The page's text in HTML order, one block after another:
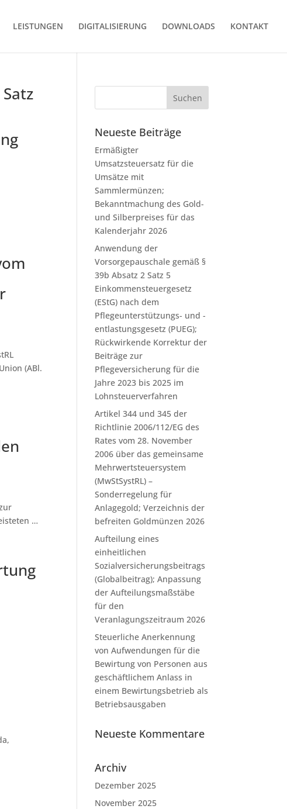
LEISTUNGEN DIGITALISIERUNG DOWNLOADS KONTAKT
(ABl.
…
Neueste Beiträge
Ermäßigter
Umsatzsteuersatz für die
Umsätze mit
Sammlermünzen;
Bekanntmachung des Gold-
und Silberpreises für das
Kalenderjahr 2026
Anwendung der
Vorsorgepauschale gemäß §
39b Absatz 2 Satz 5
Einkommensteuergesetz
(EStG) nach dem
Pflegeunterstützungs- und -
entlastungsgesetz (PUEG);
Rückwirkende Korrektur der
Beiträge zur
Pflegeversicherung für die
Jahre 2023 bis 2025 im
Lohnsteuerverfahren
Artikel 344 und 345 der
Richtlinie 2006/112/EG des
Rates vom 28. November
2006 über das gemeinsame
Mehrwertsteuersystem
(MwStSystRL) –
Sonderregelung für
Anlagegold; Verzeichnis der
befreiten Goldmünzen 2026
Aufteilung eines
einheitlichen
Sozialversicherungsbeitrags
(Globalbeitrag); Anpassung
der Aufteilungsmaßstäbe
für den
Veranlagungszeitraum 2026
Steuerliche Anerkennung
von Aufwendungen für die
Bewirtung von Personen aus
geschäftlichem Anlass in
einem Bewirtungsbetrieb als
Betriebsausgaben
Neueste Kommentare
Archiv
Dezember 2025
November 2025